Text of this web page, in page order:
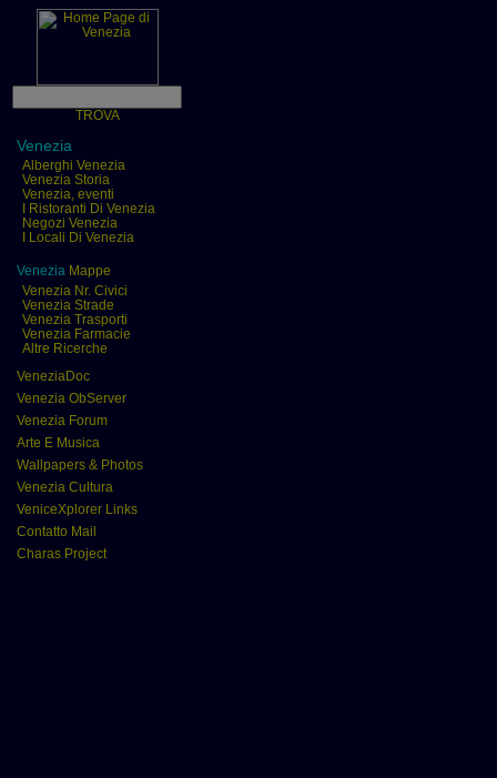
TROVA
Venezia
Alberghi Venezia
Venezia Storia
Venezia, eventi
I Ristoranti Di Venezia
Negozi Venezia
I Locali Di Venezia
Venezia Mappe
Venezia Nr. Civici
Venezia Strade
Venezia Trasporti
Venezia Farmacie
Altre Ricerche
VeneziaDoc
Venezia ObServer
Venezia Forum
Arte E Musica
Wallpapers & Photos
Venezia Cultura
VeniceXplorer Links
Contatto Mail
Charas Project